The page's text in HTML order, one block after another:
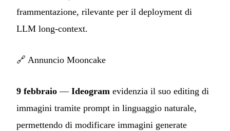
frammentazione, rilevante per il deployment di
LLM long-context.
🔗 Annuncio Mooncake
9 febbraio — Ideogram evidenzia il suo editing di
immagini tramite prompt in linguaggio naturale,
permettendo di modificare immagini generate